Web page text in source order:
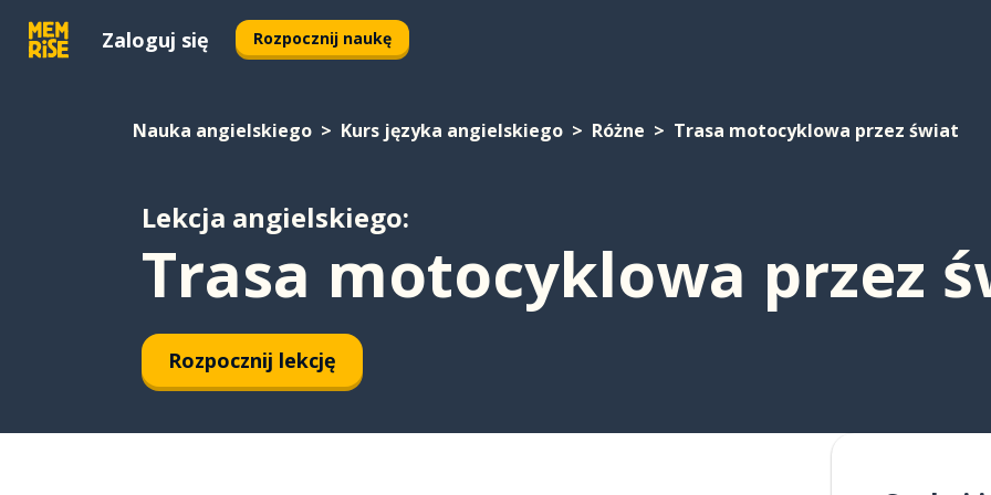
Zaloguj się Rozpocznij naukę
Nauka angielskiego Kurs języka angielskiego Różne Trasa motocyklowa przez świat
Lekcja angielskiego:
Trasa motocyklowa przez
Rozpocznij lekcję